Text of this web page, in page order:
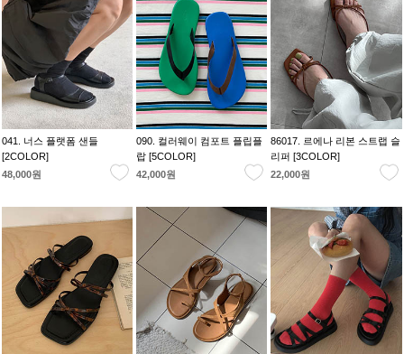
041. 너스 플랫폼 샌들
[2COLOR]
48,000원
090. 컬러웨이 컴포트 플립플
랍 [5COLOR]
42,000원
86017. 르에나 리본 스트랩 슬
리퍼 [3COLOR]
22,000원